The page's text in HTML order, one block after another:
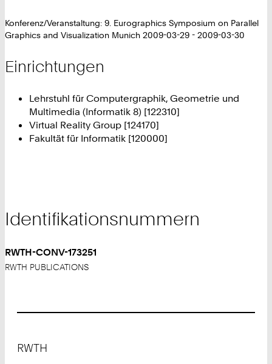
Konferenz/Veranstaltung: 9. Eurographics Symposium on Parallel
Graphics and Visualization Munich 2009-03-29 - 2009-03-30
Einrichtungen
Lehrstuhl für Computergraphik, Geometrie und
Multimedia (Informatik 8) [122310]
Virtual Reality Group [124170]
Fakultät für Informatik [120000]
Identifikationsnummern
RWTH-CONV-173251
RWTH PUBLICATIONS
RWTH